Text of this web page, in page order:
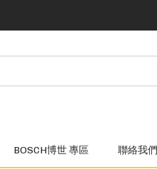
BOSCH博世 專區 聯絡我